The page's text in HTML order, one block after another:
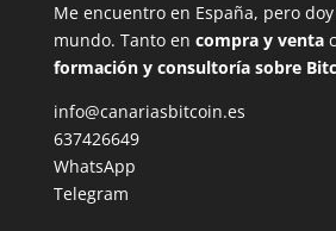
Me encuentro en España, pero
mundo. Tanto en compra y venta
formación y consultoría sobre
info@canariasbitcoin.es
637426649
WhatsApp
Telegram